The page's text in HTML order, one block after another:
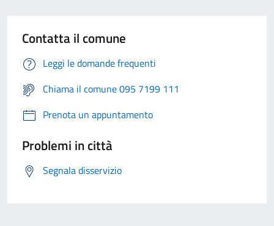
Contatta il comune
Leggi le domande frequenti
Chiama il comune 095 7199 111
Prenota un appuntamento
Problemi in città
Segnala disservizio